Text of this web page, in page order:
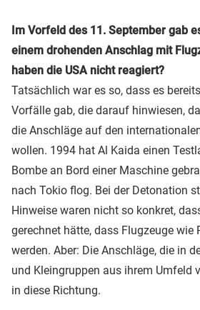
Im Vorfeld des 11. September gab
einem drohenden Anschlag mit
haben die USA nicht reagiert?
Tatsächlich war es so, dass es
Vorfälle gab, die darauf hinwiesen,
die Anschläge auf den
wollen. 1994 hat Al Kaida einen
Bombe an Bord einer Maschine
nach Tokio flog. Bei der Detonation
Hinweise waren nicht so konkret,
gerechnet hätte, dass Flugzeuge wie
werden. Aber: Die Anschläge, die in
und Kleingruppen aus ihrem Umfeld
in diese Richtung.